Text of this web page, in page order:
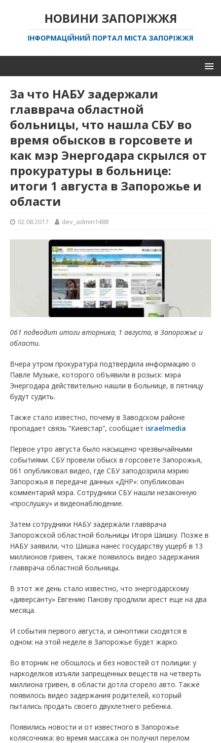
НОВИНИ ЗАПОРІЖЖЯ
ІНФОРМАЦІЙНИЙ ПОРТАЛ МІСТА ЗАПОРІЖЖЯ
За что НАБУ задержали
главврача областной
больницы, что нашла СБУ во
время обысков в горсовете и
как мэр Энергодара скрылся от
прокуратуры в больнице:
итоги 1 августа в Запорожье и
области
02.08.2017 dev_admin1488
061 подводит итоги вторника, 1 августа, в Запорожье и
области.
Вчера утром прокуратура подтвердила информацию о
Павле Музыке, которого объявили в розыск: мэра
Энергодара действительно нашли в больнице, в пятницу
будут судить.
Также стало известно, почему в Заводском районе
пропадает связь “Киевстар”, сообщает israelmedia
Первое утро августа было насыщено чрезвычайными
событиями. СБУ провели обыск в горсовете Запорожья,
061 опубликовал видео, где СБУ заподозрила мэрию
Запорожья в передаче данных «ДНР»: опубликован
комментарий мэра. Сотрудники СБУ нашли незаконную
«прослушку» и видеонаблюдение.
Затем сотрудники НАБУ задержали главврача
Запорожской областной больницы Игоря Шишку. Позже в
НАБУ заявили, что Шишка нанес государству ущерб в 13
миллионов гривен, также появилось видео задержания
главврача областной больницы.
В этот же день стало известно, что энергодарскому
«диверсанту» Евгению Панову продлили арест еще на два
месяца.
И события первого августа, и синоптики сходятся в
одном: на этой неделе в Запорожье будет жарко.
Во вторник не обошлось и без новостей от полиции: у
наркоделков изъяли запрещенных веществ на четверть
миллиона гривен, в области дотла сгорело авто. Также
появилось видео задержания родителей, который
пытались продать своего двухлетнего ребенка.
Появились новости и от известного в Запорожье
колясочника: во время массажа он получил перелом